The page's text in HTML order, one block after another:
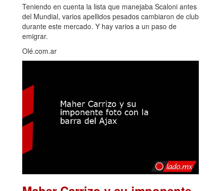
Teniendo en cuenta la lista que manejaba Scaloni antes
del Mundial, varios apellidos pesados cambiaron de club
durante este mercado. Y hay varios a un paso de
emigrar.
Olé.com.ar